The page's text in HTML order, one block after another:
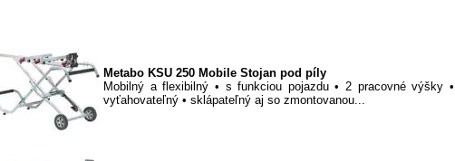
Metabo KSU 250 Mobile Stojan pod píly
Mobilný a flexibilný • s funkciou pojazdu • 2 pracovné výšky •
vyťahovateľný • sklápateľný aj so zmontovanou...